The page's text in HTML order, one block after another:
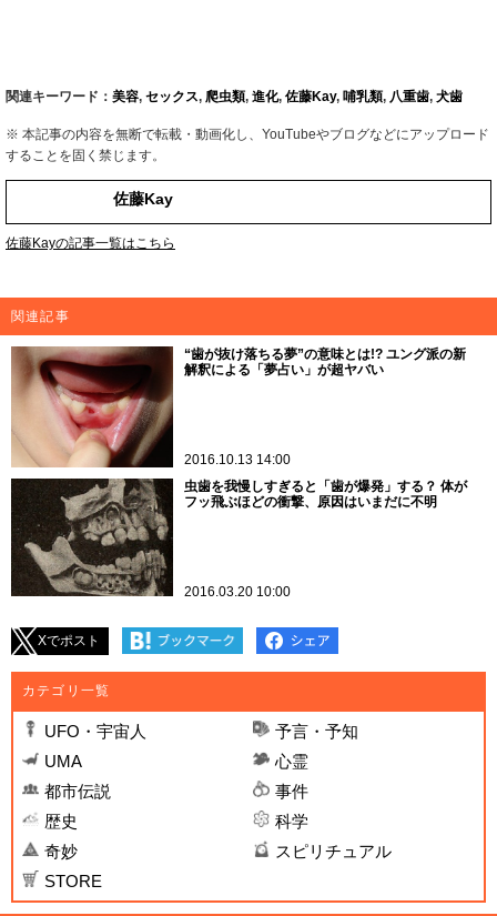
関連キーワード： 美容, セックス, 爬虫類, 進化, 佐藤Kay, 哺乳類, 八重歯, 犬歯
※ 本記事の内容を無断で転載・動画化し、YouTubeやブログなどにアップロード
することを固く禁じます。
佐藤Kay
佐藤Kayの記事一覧はこちら
関連記事
“歯が抜け落ちる夢”の意味とは!? ユング派の新
解釈による「夢占い」が超ヤバい
2016.10.13 14:00
虫歯を我慢しすぎると「歯が爆発」する？ 体が
フッ飛ぶほどの衝撃、原因はいまだに不明
2016.03.20 10:00
Xでポスト
カテゴリ一覧
UFO・宇宙人
予言・予知
UMA
心霊
都市伝説
事件
歴史
科学
奇妙
スピリチュアル
STORE